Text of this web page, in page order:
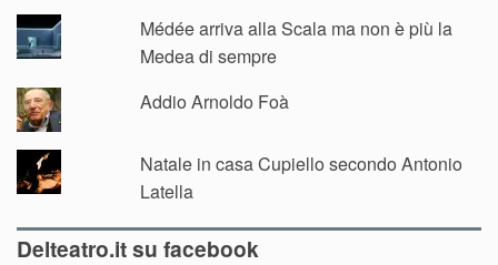
Médée arriva alla Scala ma non è più la
Medea di sempre
Addio Arnoldo Foà
Natale in casa Cupiello secondo Antonio
Latella
Delteatro.it su facebook